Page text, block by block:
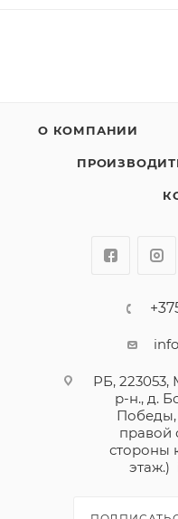
О КОМПАНИИ
РБ,
р-н., д.
Победы,
правой
стороны
этаж.)